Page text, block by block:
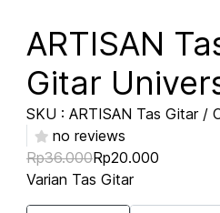
ARTISAN
Gitar
SKU : ARTISAN Tas Gitar /
no reviews
Rp36.000Rp20.000
Varian Tas Gitar